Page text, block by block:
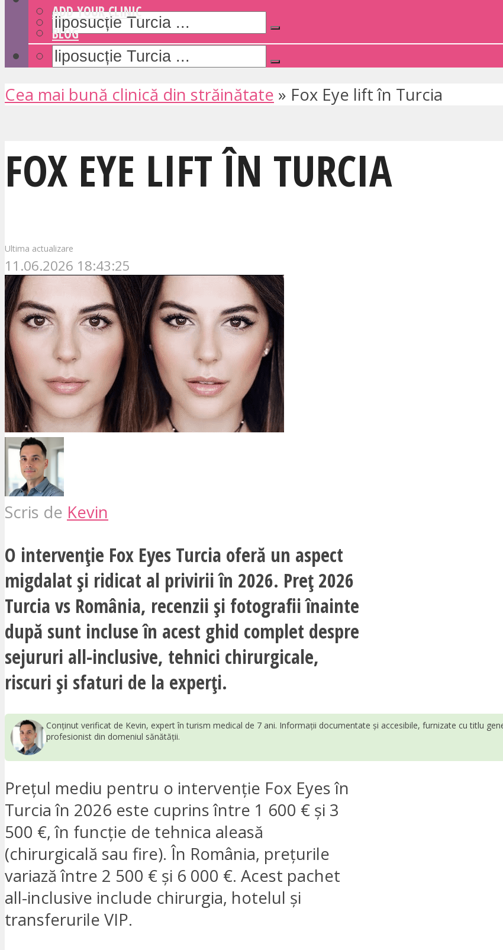
ADD YOUR CLINIC
BLOG
Cea mai bună clinică din străinătate » Fox Eye lift în Turcia
FOX EYE LIFT ÎN TURCIA
Ultima actualizare
11.06.2026 18:43:25
Scris de Kevin
O intervenție Fox Eyes Turcia oferă un aspect
migdalat și ridicat al privirii în 2026. Preț 2026
Turcia vs România, recenzii și fotografii înainte
după sunt incluse în acest ghid complet despre
sejururi all-inclusive, tehnici chirurgicale,
riscuri și sfaturi de la experți.
Conținut verificat de Kevin, expert în turism medical de 7 ani. Informații documentate și accesibile, furnizate cu titlu
profesionist din domeniul sănătății.
Prețul mediu pentru o intervenție Fox Eyes în
Turcia în 2026 este cuprins între 1 600 € și 3
500 €, în funcție de tehnica aleasă
(chirurgicală sau fire). În România, prețurile
variază între 2 500 € și 6 000 €. Acest pachet
all-inclusive include chirurgia, hotelul și
transferurile VIP.